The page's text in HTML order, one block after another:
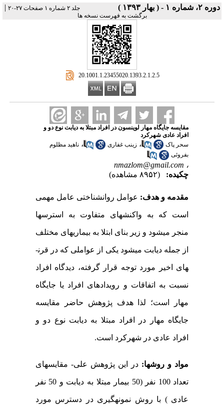
دوره ۲، شماره ۱ - ( بهار ۱۳۹۳ ) جلد ۲ شماره ۱ صفحات ۲۷-۲۰ |
برگشت به فهرست نسخه ها
‎ 20.1001.1.23455020.1393.2.1.2.5
مقایسه جایگاه مهار لوینسون در افراد مبتلا به دیابت نوع دو و
افراد عادی شهرکرد
سحر پاک
، زینب غفاری ، ناهید مظلوم
بفروئی
، nmazlom@gmail.com
چکیده:
(۸۹۵۲ مشاهده)
مقدمه و هدف: عوامل روانشناختی عامل مهمی
است که به واکنش­های متفاوت به استرس­ها
منجر می­شود و زیر بنای ابتلا به بیماری­های مختلف
از جمله دیابت می­شود یکی از عواملی که در قرن­
های اخیر مورد توجه قرار گرفته، دیدگاه افراد
نسبت به اتفاقات و رویدادهای افراد یا جایگاه
مهار است؛ لذا هدف پژوهش حاضر مقایسه
جایگاه مهار در افراد مبتلا به دیابت نوع دو و
افراد عادی در شهرکرد است.
مواد و روش­ها: در این پژوهش علی- مقایسه­ای
تعداد 100 نفر (50 بیمار مبتلا به دیابت و 50 نفر
عادی ) با روش نمونه­گیری در دسترس مورد